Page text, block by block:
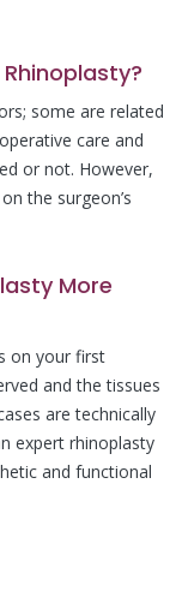
some are related
care and
or not. However,
the surgeon’s
More
on your first
and the tissues
are technically
expert rhinoplasty
and functional